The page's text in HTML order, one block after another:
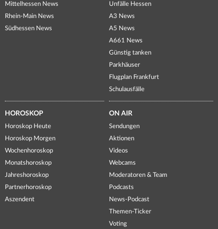
Mittelhessen News
Rhein-Main News
Südhessen News
Unfälle Hessen
A3 News
A5 News
A661 News
Günstig tanken
Parkhäuser
Flugplan Frankfurt
Schulausfälle
HOROSKOP
Horoskop Heute
Horoskop Morgen
Wochenhoroskop
Monatshoroskop
Jahreshoroskop
Partnerhoroskop
Aszendent
ON AIR
Sendungen
Aktionen
Videos
Webcams
Moderatoren & Team
Podcasts
News-Podcast
Themen-Ticker
Voting